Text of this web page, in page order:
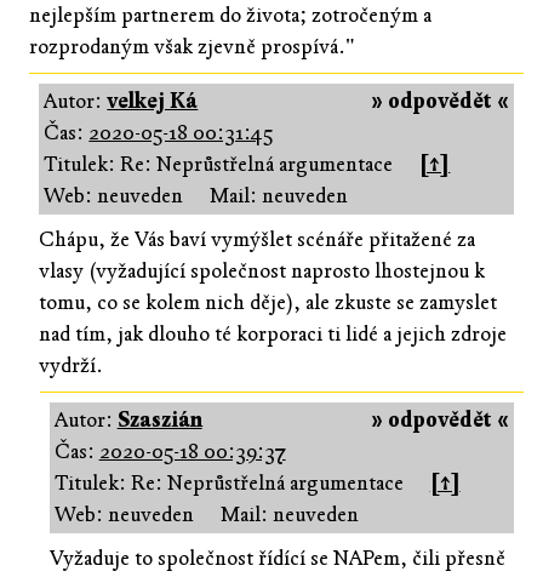
nejlepším partnerem do života; zotročeným a
rozprodaným však zjevně prospívá."
» odpovědět «
Autor:velkej Ká
Čas: 2020-05-18 00:31:45
Titulek: Re: Neprůstřelná argumentace
[↑]
Web: neuveden
Mail: neuveden
Chápu, že Vás baví vymýšlet scénáře přitažené za
vlasy (vyžadující společnost naprosto lhostejnou k
tomu, co se kolem nich děje), ale zkuste se zamyslet
nad tím, jak dlouho té korporaci ti lidé a jejich zdroje
vydrží.
» odpovědět «
Autor: Szaszián
Čas: 2020-05-18 00:39:37
Titulek: Re: Neprůstřelná argumentace
[↑]
Web: neuveden
Mail: neuveden
Vyžaduje to společnost řídící se NAPem, čili přesně